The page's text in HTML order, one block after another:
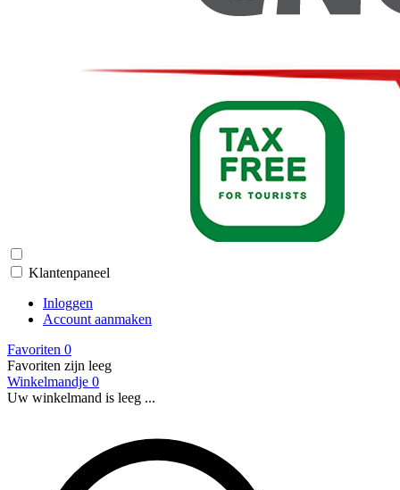
Klantenpaneel
Inloggen
Account aanmaken
Favoriten 0
Favoriten zijn leeg
Winkelmandje 0
Uw winkelmand is leeg ...